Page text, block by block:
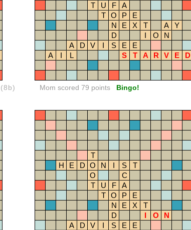
(8b)
T
U F
A
T
O P
E
N
E X T A
Y
D
I O
N
A
D V I S E
E
A
I L S T A R V E D
Mom scored 79 points Bingo!
T
H
E D O N I S
T
O
C
T
U F
A
T
O P
E
N
E X
T
D
I O
N
A
D V I S E
E